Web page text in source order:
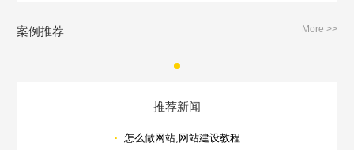
案例推荐 More >>
推荐新闻
· 怎么做网站,网站建设教程